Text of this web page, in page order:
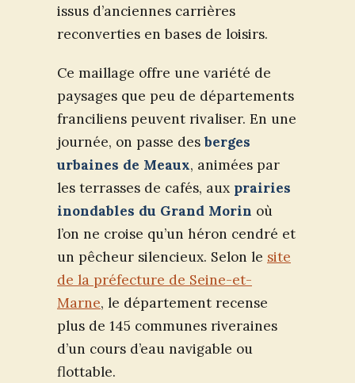
issus d’anciennes carrières
reconverties en bases de loisirs.
Ce maillage offre une variété de
paysages que peu de départements
franciliens peuvent rivaliser. En une
journée, on passe desberges
urbaines de Meaux, animées par
les terrasses de cafés, aux prairies
inondables du Grand Morin où
l’on ne croise qu’un héron cendré et
un pêcheur silencieux. Selon le site
de la préfecture de Seine-et-
Marne, le département recense
plus de 145 communes riveraines
d’un cours d’eau navigable ou
flottable.